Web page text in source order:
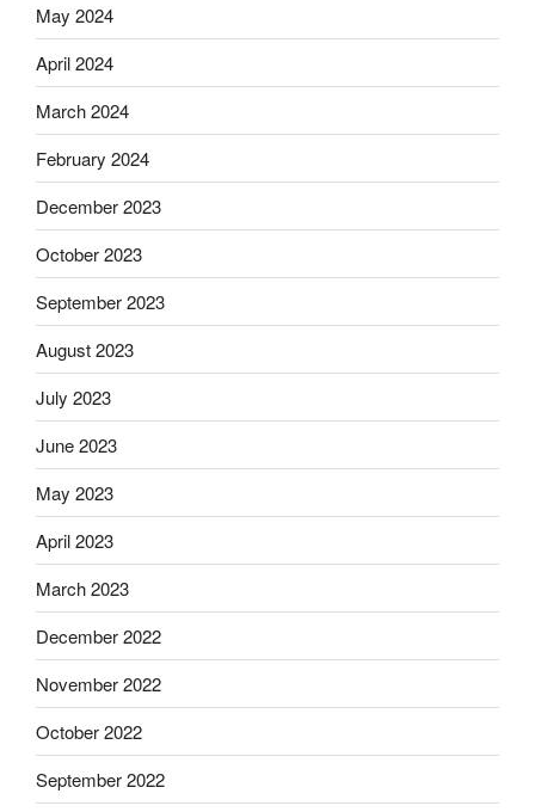
May 2024
April 2024
March 2024
February 2024
December 2023
October 2023
September 2023
August 2023
July 2023
June 2023
May 2023
April 2023
March 2023
December 2022
November 2022
October 2022
September 2022